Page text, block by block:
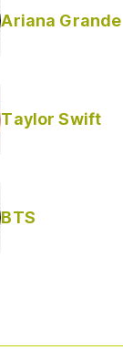
Ariana Grande
Taylor Swift
BTS